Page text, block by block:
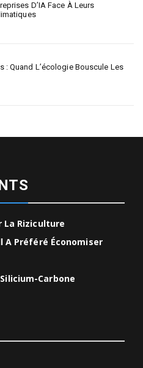
D’IA Face À Leurs
: Quand L’écologie Bouscule Les
La Riziculture
A Préféré Économiser
Carbone